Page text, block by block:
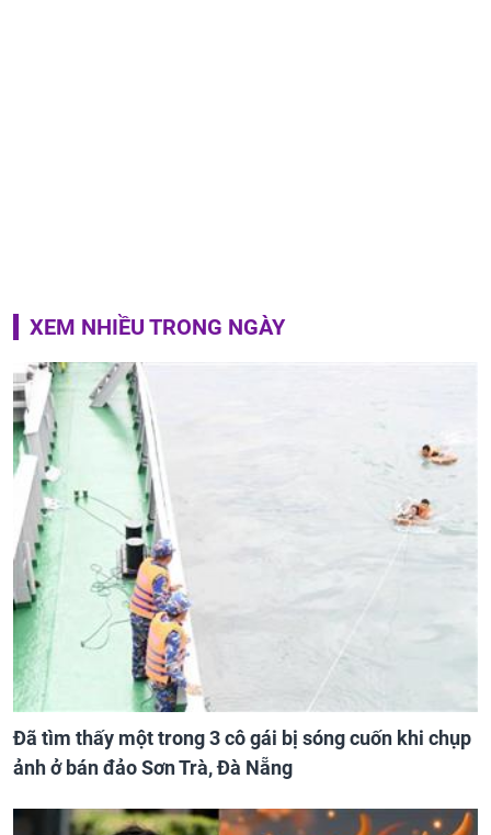
XEM NHIỀU TRONG NGÀY
Đã tìm thấy một trong 3 cô gái bị sóng cuốn khi chụp
ảnh ở bán đảo Sơn Trà, Đà Nẵng